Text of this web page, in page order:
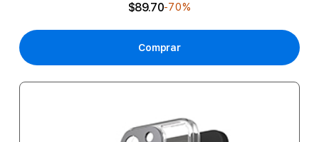
$89.70-70%
Comprar